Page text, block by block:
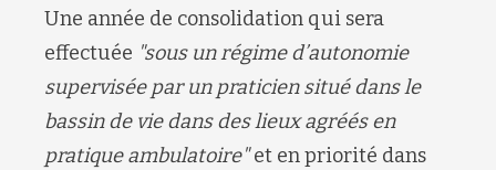
Une année de consolidation qui sera
effectuée "sous un régime d’autonomie
supervisée par un praticien situé dans le
bassin de vie dans des lieux agréés en
pratique ambulatoire"et en priorité dans